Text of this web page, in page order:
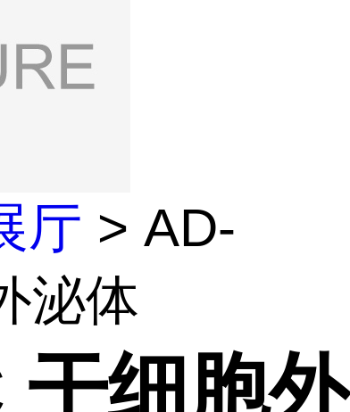
厅 > AD-
泌体
干细胞外